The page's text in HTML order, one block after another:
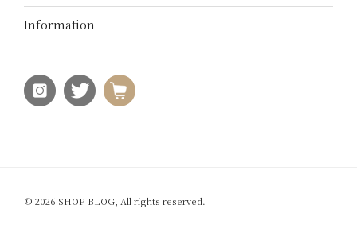
Information
© 2026 SHOP BLOG, All rights reserved.